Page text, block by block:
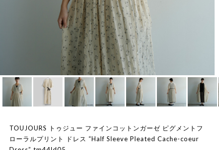
TOUJOURS トゥジュー ファインコットンガーゼ ピグメントフ
ローラルプリント ドレス “Half Sleeve Pleated Cache-coeur